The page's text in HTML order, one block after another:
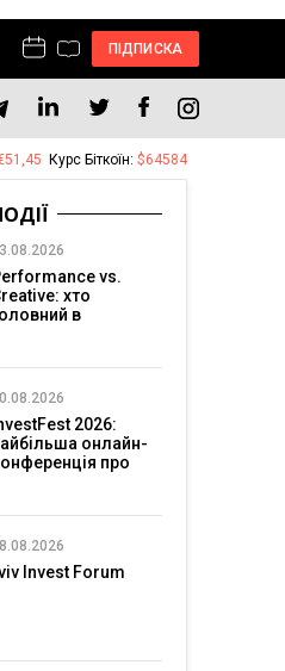
ПІДПИСКА
Курс Біткоїн: $64584
vs.
хто
в
2026:
онлайн-
про
Invest Forum